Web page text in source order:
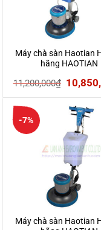
Máy chà sàn Haotian
hãng HAOTIAN
11,200,000₫ Giá
gốc
là:
-7%
Máy chà sàn Haotian